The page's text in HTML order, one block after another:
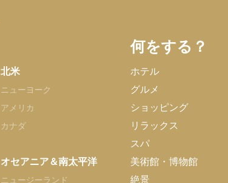
北米
ニューヨーク
アメリカ
カナダ
オセアニア＆南太平洋
ニュージーランド
何をする？
ホテル
グルメ
ショッピング
リラックス
スパ
美術館・博物館
絶景